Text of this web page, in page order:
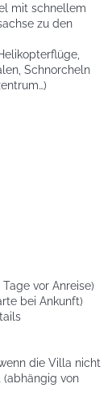
mit schnellem
zu den
Schnorcheln
vor Anreise)
bei Ankunft)
die Villa nicht
von